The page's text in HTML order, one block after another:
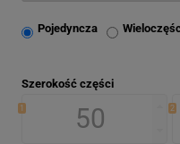
Pojedyncza
Szerokość części
1 2